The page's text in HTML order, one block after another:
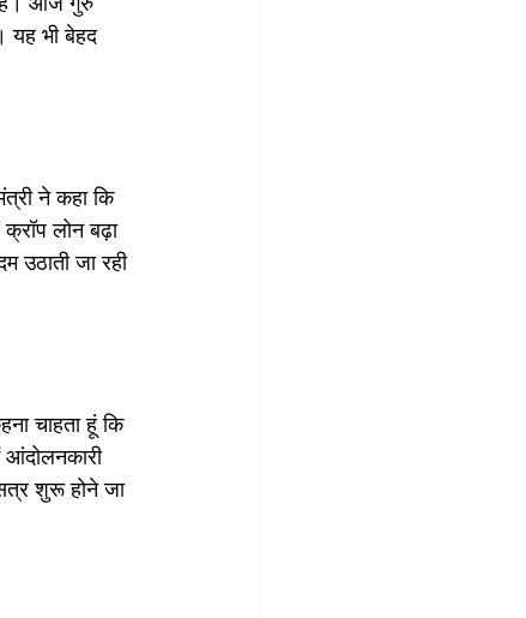
यह भी बेहद
ने कहा कि
लोन बढ़ा
उठाती जा रही
चाहता हूं कि
आंदोलनकारी
शुरू होने जा